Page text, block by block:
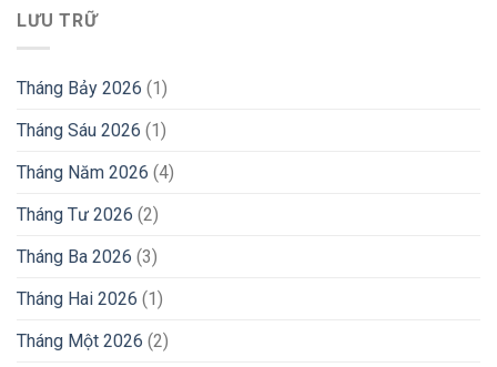
LƯU TRỮ
Tháng Bảy 2026 (1)
Tháng Sáu 2026 (1)
Tháng Năm 2026 (4)
Tháng Tư 2026 (2)
Tháng Ba 2026 (3)
Tháng Hai 2026 (1)
Tháng Một 2026 (2)